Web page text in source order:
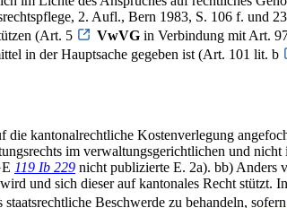
2. Aufl., Bern 1983, S. 106 f. und
(Art. 5
VwVG in Verbindung mit Art.
in der Hauptsache gegeben ist (Art. 101 lit. b
kantonalrechtliche Kostenverlegung
im verwaltungsgerichtlichen und
119 Ib 229 nicht publizierte E. 2a). bb) Anders
und sich dieser auf kantonales Recht stützt.
Beschwerde zu behandeln,